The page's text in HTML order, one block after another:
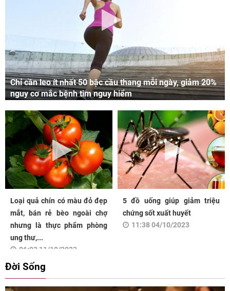
Chỉ cần leo ít nhất 50 bậc cầu thang mỗi ngày, giảm 20%
nguy cơ mắc bệnh tim nguy hiểm
Loại quả chín có màu đỏ đẹp
mắt, bán rẻ bèo ngoài chợ
nhưng là thực phẩm phòng
ung thư,...
06:03 11/10/2023
5 đồ uống giúp giảm triệu
chứng sốt xuất huyết
11:38 04/10/2023
Đời Sống